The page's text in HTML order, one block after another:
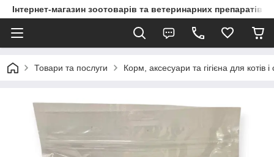
Інтернет-магазин зоотоварів та ветеринарних препаратів
Товари та послуги Корм, аксесуари та гігієна для котів і